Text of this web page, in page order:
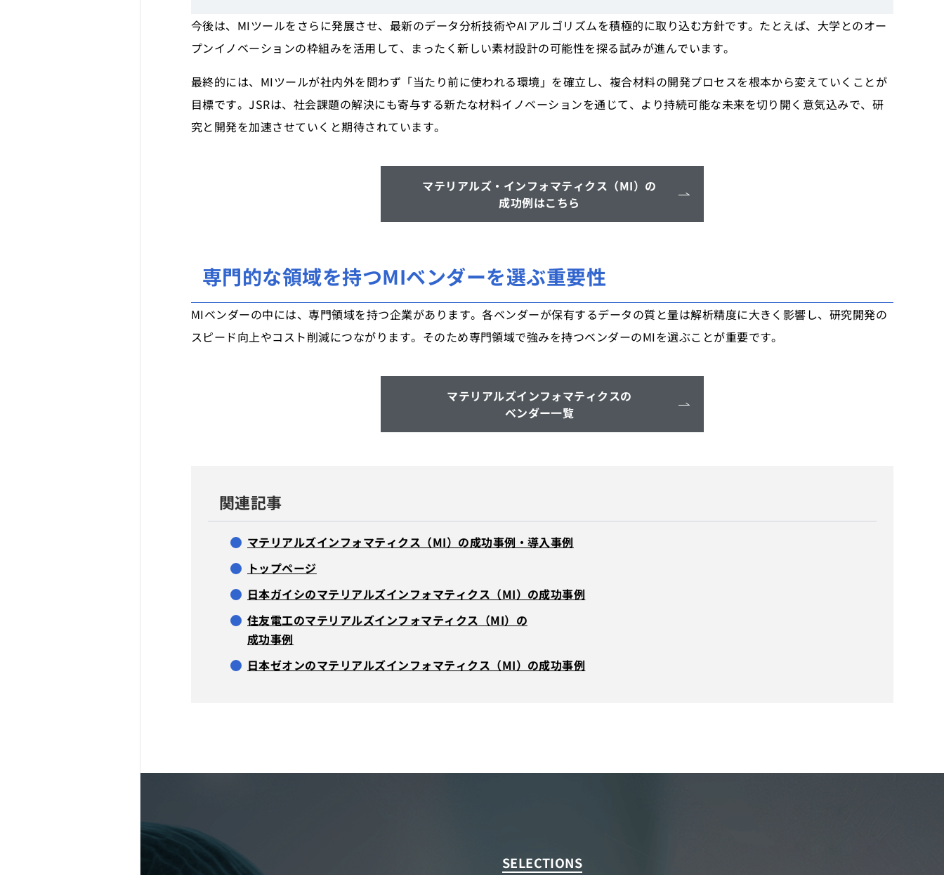
今後は、MIツールをさらに発展させ、最新のデータ分析技術やAIアルゴリズムを積極的に取り込む方針です。たとえば、大学とのオー
プンイノベーションの枠組みを活用して、まったく新しい素材設計の可能性を探る試みが進んでいます。
最終的には、MIツールが社内外を問わず「当たり前に使われる環境」を確立し、複合材料の開発プロセスを根本から変えていくことが
目標です。JSRは、社会課題の解決にも寄与する新たな材料イノベーションを通じて、より持続可能な未来を切り開く意気込みで、研
究と開発を加速させていくと期待されています。
マテリアルズ・インフォマティクス（MI）の
成功例はこちら
専門的な領域を持つMIベンダーを選ぶ重要性
MIベンダーの中には、専門領域を持つ企業があります。各ベンダーが保有するデータの質と量は解析精度に大きく影響し、研究開発の
スピード向上やコスト削減につながります。そのため専門領域で強みを持つベンダーのMIを選ぶことが重要です。
マテリアルズインフォマティクスの
ベンダー一覧
関連記事
マテリアルズインフォマティクス（MI）の成功事例・導入事例
トップページ
日本ガイシのマテリアルズインフォマティクス（MI）の成功事例
住友電工のマテリアルズインフォマティクス（MI）の
成功事例
日本ゼオンのマテリアルズインフォマティクス（MI）の成功事例
SELECTIONS